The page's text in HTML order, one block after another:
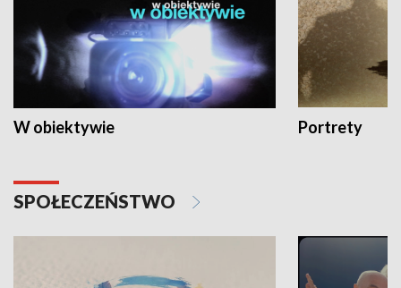
W obiektywie Portrety
SPOŁECZEŃSTWO